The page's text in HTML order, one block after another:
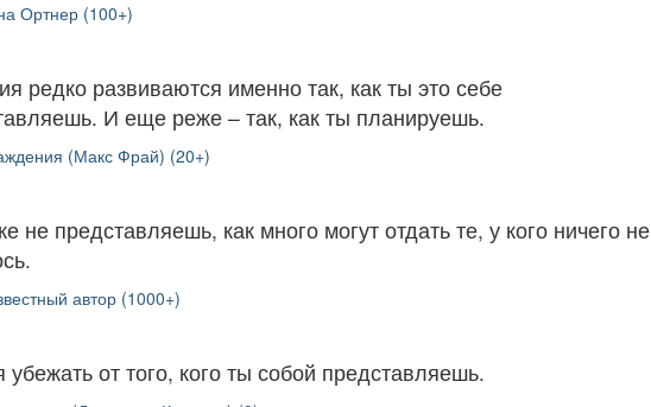
Ортнер (100+)
редко развиваются именно так, как ты это себе
И еще реже – так, как ты планируешь.
(Макс Фрай) (20+)
не представляешь, как много могут отдать те, у кого ничего не
автор (1000+)
убежать от того, кого ты собой представляешь.